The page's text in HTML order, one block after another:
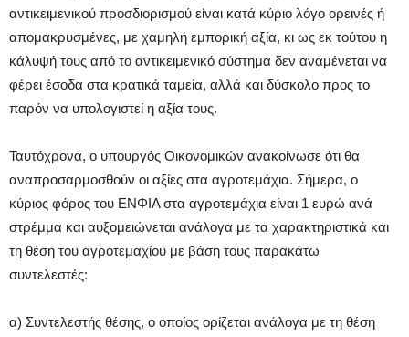
αντικειμενικού προσδιορισμού είναι κατά κύριο λόγο ορεινές ή
απομακρυσμένες, με χαμηλή εμπορική αξία, κι ως εκ τούτου η
κάλυψή τους από το αντικειμενικό σύστημα δεν αναμένεται να
φέρει έσοδα στα κρατικά ταμεία, αλλά και δύσκολο προς το
παρόν να υπολογιστεί η αξία τους.
Ταυτόχρονα, ο υπουργός Οικονομικών ανακοίνωσε ότι θα
αναπροσαρμοσθούν οι αξίες στα αγροτεμάχια. Σήμερα, ο
κύριος φόρος του ΕΝΦΙΑ στα αγροτεμάχια είναι 1 ευρώ ανά
στρέμμα και αυξομειώνεται ανάλογα με τα χαρακτηριστικά και
τη θέση του αγροτεμαχίου με βάση τους παρακάτω
συντελεστές:
α) Συντελεστής θέσης, ο οποίος ορίζεται ανάλογα με τη θέση